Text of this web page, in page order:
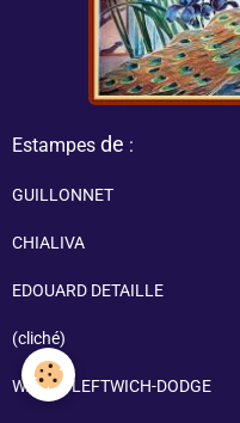
Estampes de :
GUILLONNET
CHIALIVA
EDOUARD DETAILLE
(cliché)
W.m DE LEFTWICH-DODGE